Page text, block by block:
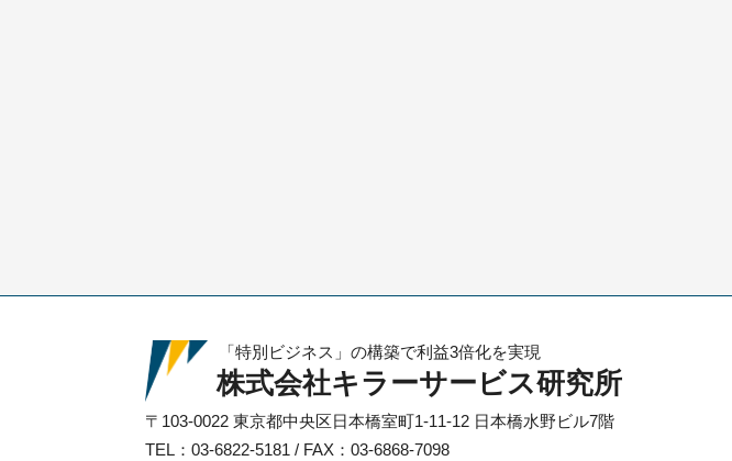
「特別ビジネス」の構築で利益3倍化を実現
株式会社キラーサービス研究所
〒103-0022 東京都中央区日本橋室町1-11-12 日本橋水野ビル7階
TEL：03-6822-5181 / FAX：03-6868-7098